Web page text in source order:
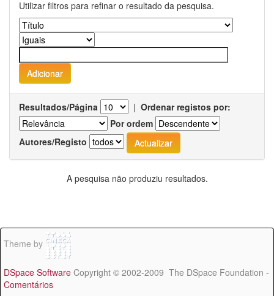
Utilizar filtros para refinar o resultado da pesquisa.
Resultados/Página | Ordenar registos por:
Por ordem
Autores/Registo
A pesquisa não produziu resultados.
Theme by
DSpace Software Copyright © 2002-2009 The DSpace Foundation -
Comentários